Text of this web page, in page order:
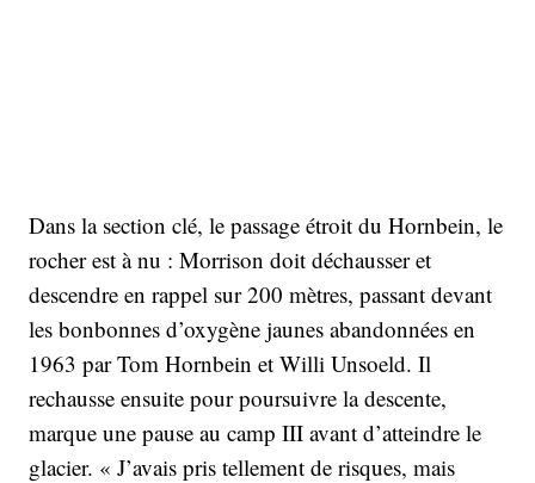
Dans la section clé, le passage étroit du Hornbein, le
rocher est à nu : Morrison doit déchausser et
descendre en rappel sur 200 mètres, passant devant
les bonbonnes d’oxygène jaunes abandonnées en
1963 par Tom Hornbein et Willi Unsoeld. Il
rechausse ensuite pour poursuivre la descente,
marque une pause au camp III avant d’atteindre le
glacier. « J’avais pris tellement de risques, mais